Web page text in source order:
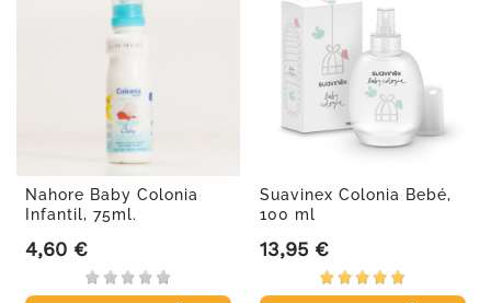
Nahore Baby Colonia
Infantil, 75ml.
Precio
4,60 €
Suavinex Colonia Bebé,
100 ml
Precio
13,95 €